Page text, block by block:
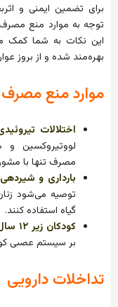
برای تضمین ایمنی و
توجه به موارد منع
این نکات به شما کمک
بهره‌مند شده و از بروز
موارد منع مصرف
اختلالات
لووتیروکسین و
مصرف تنها با
بارداری و
توصیه می‌شود
گیاه استفاده کنند.
کودکان زیر ۱۲ سال:
بر سیستم عصبی
تداخلات دارویی